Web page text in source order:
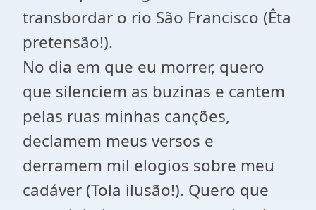
transbordar o rio São Francisco (Êta
pretensão!).
No dia em que eu morrer, quero
que silenciem as buzinas e cantem
pelas ruas minhas canções,
declamem meus versos e
derramem mil elogios sobre meu
cadáver (Tola ilusão!). Quero que